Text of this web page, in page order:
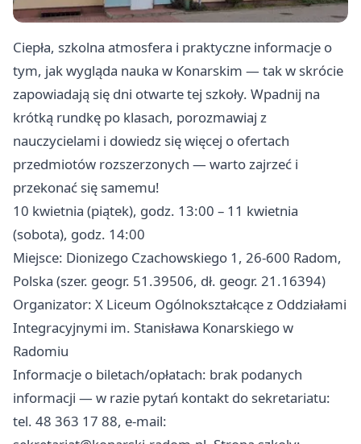
Ciepła, szkolna atmosfera i praktyczne informacje o
tym, jak wygląda nauka w Konarskim — tak w skrócie
zapowiadają się dni otwarte tej szkoły. Wpadnij na
krótką rundkę po klasach, porozmawiaj z
nauczycielami i dowiedz się więcej o ofertach
przedmiotów rozszerzonych — warto zajrzeć i
przekonać się samemu!
10 kwietnia (piątek), godz. 13:00 – 11 kwietnia
(sobota), godz. 14:00
Miejsce: Dionizego Czachowskiego 1, 26-600 Radom,
Polska (szer. geogr. 51.39506, dł. geogr. 21.16394)
Organizator: X Liceum Ogólnokształcące z Oddziałami
Integracyjnymi im. Stanisława Konarskiego w
Radomiu
Informacje o biletach/opłatach: brak podanych
informacji — w razie pytań kontakt do sekretariatu:
tel. 48 363 17 88, e-mail: